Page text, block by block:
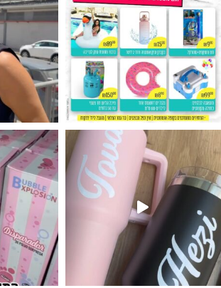
מטף לגילוי מין העובר חזר למלא